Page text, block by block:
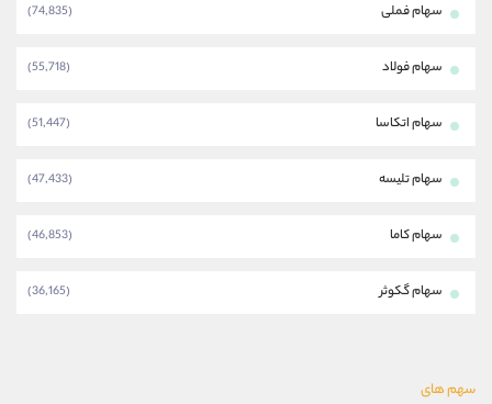
سهام فملی (74,835)
سهام فولاد (55,718)
سهام اتکاسا (51,447)
سهام تلیسه (47,433)
سهام کاما (46,853)
سهام گکوثر (36,165)
سهم های